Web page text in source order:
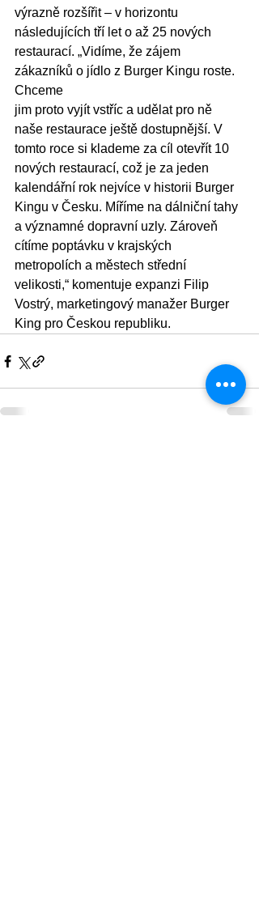
výrazně rozšířit – v horizontu
následujících tří let o až 25 nových
restaurací. „Vidíme, že zájem
zákazníků o jídlo z Burger Kingu roste.
Chceme
jim proto vyjít vstříc a udělat pro ně
naše restaurace ještě dostupnější. V
tomto roce si klademe za cíl otevřít 10
nových restaurací, což je za jeden
kalendářní rok nejvíce v historii Burger
Kingu v Česku. Míříme na dálniční tahy
a významné dopravní uzly. Zároveň
cítíme poptávku v krajských
metropolích a městech střední
velikosti,“ komentuje expanzi Filip
Vostrý, marketingový manažer Burger
King pro Českou republiku.